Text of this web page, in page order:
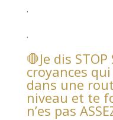
.
.
🛑Je dis STOP
croyances
dans une
niveau et te
n’es pas